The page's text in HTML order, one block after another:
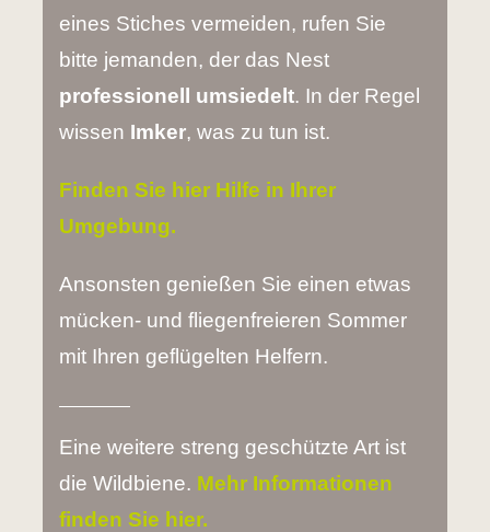
eines Stiches vermeiden, rufen Sie
bitte jemanden, der das Nest
professionell umsiedelt. In der Regel
wissen Imker, was zu tun ist.
Finden Sie hier Hilfe in Ihrer
Umgebung.
Ansonsten genießen Sie einen etwas
mücken- und fliegenfreieren Sommer
mit Ihren geflügelten Helfern.
Eine weitere streng geschützte Art ist
die Wildbiene. Mehr Informationen
finden Sie hier.